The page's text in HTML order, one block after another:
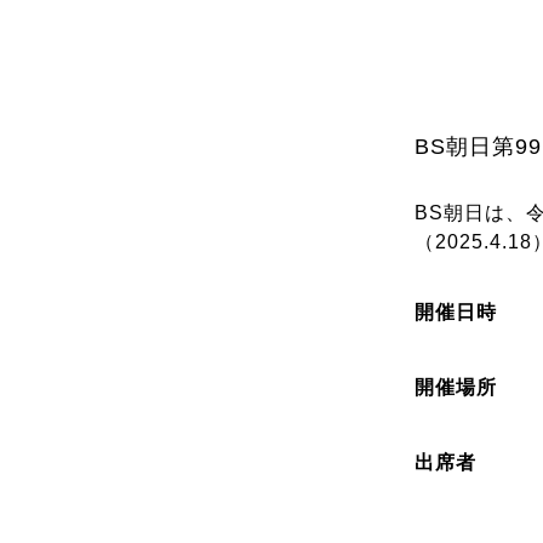
BS朝日第
BS朝日は、
（2025.4.18
開催日時
開催場所
出席者